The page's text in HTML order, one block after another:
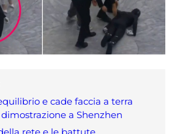
e cade faccia a terra
a Shenzhen